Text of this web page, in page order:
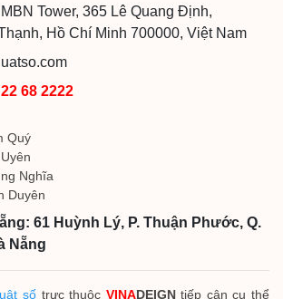
Tower, 365 Lê Quang Định,
Hồ Chí Minh 700000, Việt Nam
68 2222
Quý
Nghĩa
Duyên
61 Huỳnh Lý, P. Thuận Phước, Q.
Nẵng
sốtrực thuộc VINADEIGNtiếp cận cụ thể